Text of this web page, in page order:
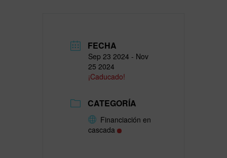
FECHA
Sep 23 2024 - Nov
25 2024
¡Caducado!
CATEGORÍA
Financiación en
cascada